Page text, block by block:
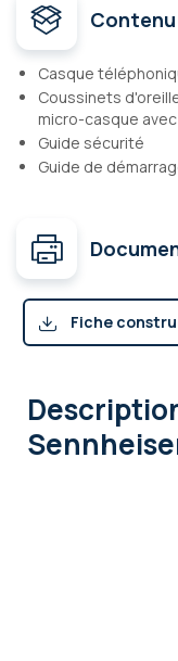
Contenu
Casque
Coussinets
micro-casque
Guide sécurité
Guide de
Fiche